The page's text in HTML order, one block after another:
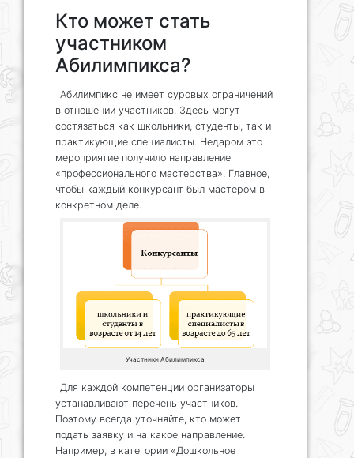
Кто может стать
участником
Абилимпикса?
Абилимпикс не имеет суровых ограничений
в отношении участников. Здесь могут
состязаться как школьники, студенты, так и
практикующие специалисты. Недаром это
мероприятие получило направление
«профессионального мастерства». Главное,
чтобы каждый конкурсант был мастером в
конкретном деле.
Участники Абилимпикса
Для каждой компетенции организаторы
устанавливают перечень участников.
Поэтому всегда уточняйте, кто может
подать заявку и на какое направление.
Например, в категории «Дошкольное